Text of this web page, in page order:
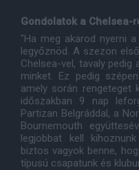
Gondolatok a Chelsea-
"Ha meg akarod nyerni
legyőznöd. A szezon
Chelsea-vel, tavaly
minket. Ez pedig
amely során rengeteget
időszakban 9 nap
Partizan Belgráddal, a
Bournemouth
legjobbat kell
biztos vagyok benne,
típusú csapatunk és